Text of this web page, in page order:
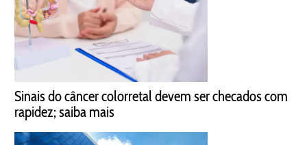
Sinais do câncer colorretal devem ser checados com
rapidez; saiba mais